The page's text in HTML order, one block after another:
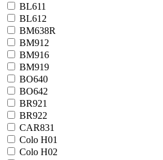
BL611
BL612
BM638R
BM912
BM916
BM919
BO640
BO642
BR921
BR922
CAR831
Colo H01
Colo H02